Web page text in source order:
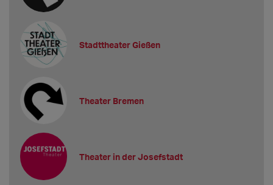
Stadttheater Gießen
Theater Bremen
Theater in der Josefstadt